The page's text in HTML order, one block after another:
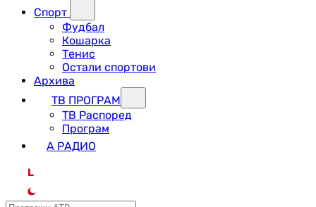
Спорт
Фудбал
Кошарка
Тенис
Остали спортови
Архива
ТВ ПРОГРАМ
ТВ Распоред
Програм
А РАДИО
L